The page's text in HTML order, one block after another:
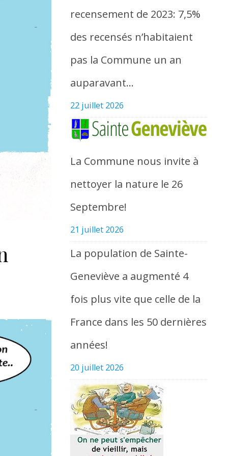
recensement de 2023: 7,5%
des recensés n’habitaient
pas la Commune un an
auparavant…
22 juillet 2026
La Commune nous invite à
nettoyer la nature le 26
Septembre!
21 juillet 2026
La population de Sainte-
Geneviève a augmenté 4
fois plus vite que celle de la
France dans les 50 dernières
années!
20 juillet 2026